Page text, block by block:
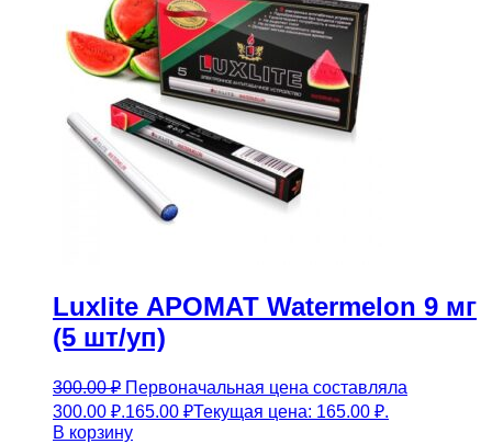
Luxlite АРОМАТ Watermelon 9 мг
(5 шт/уп)
300.00₽ Первоначальная цена составляла
300.00 ₽.165.00 ₽Текущая цена: 165.00 ₽.
В корзину